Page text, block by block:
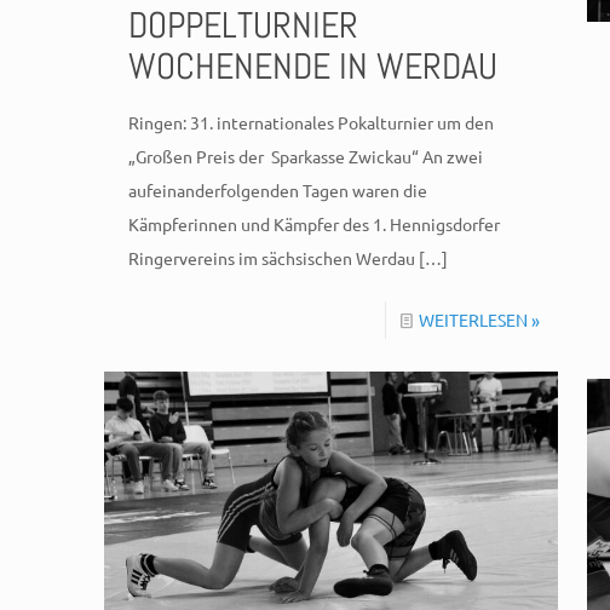
DOPPELTURNIER
WOCHENENDE IN WERDAU
Ringen: 31. internationales Pokalturnier um den
„Großen Preis der Sparkasse Zwickau“ An zwei
aufeinanderfolgenden Tagen waren die
Kämpferinnen und Kämpfer des 1. Hennigsdorfer
Ringervereins im sächsischen Werdau […]
WEITERLESEN »